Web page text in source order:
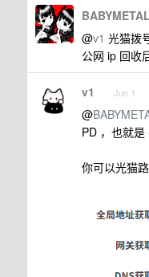
BABYMETAL
@v1 光猫拨
公网 ip 回收
v1 Jun 1
@
PD ，也就是
你可以光猫